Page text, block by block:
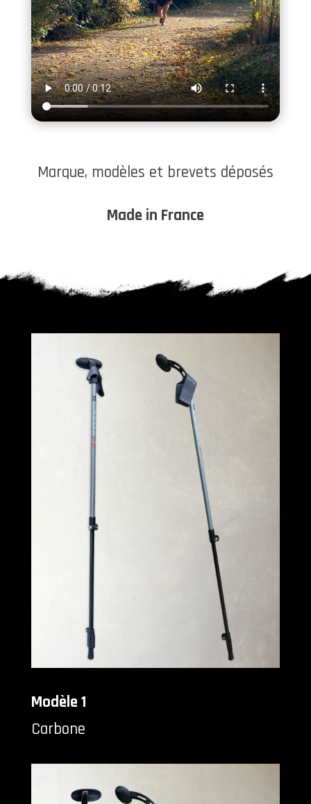
Marque, modèles et brevets déposés
Made in France
Modèle 1
Carbone